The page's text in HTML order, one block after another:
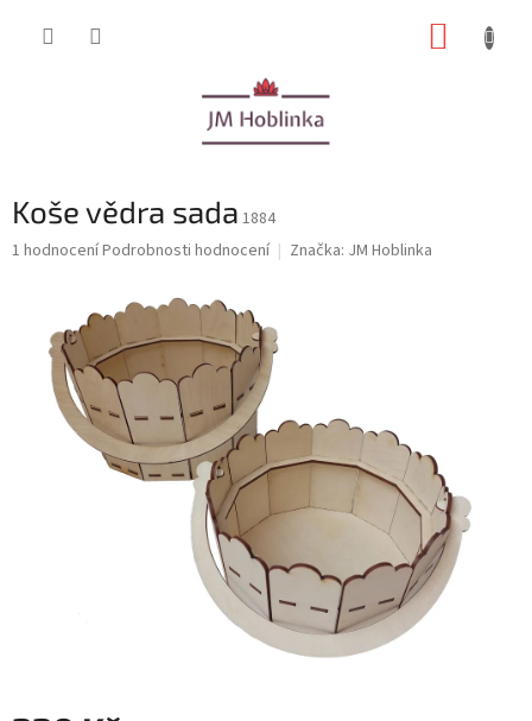
Koše vědra sada 1884
Průměrné
hvězdiček.
1 hodnoceníPodrobnosti hodnocení Značka: JM Hoblinka